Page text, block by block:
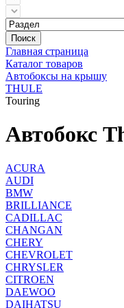
Поиск
Главная страница
Каталог товаров
Автобоксы на крышу
THULE
Touring
Автобокс
ACURA
AUDI
BMW
BRILLIANCE
CADILLAC
CHANGAN
CHERY
CHEVROLET
CHRYSLER
CITROEN
DAEWOO
DAIHATSU